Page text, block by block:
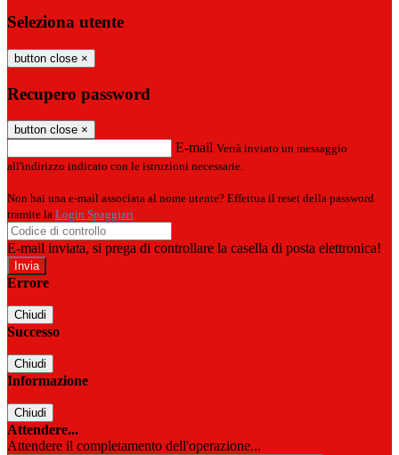
Seleziona utente
button close ×
Recupero password
button close ×
E-mail Verrà inviato un messaggio
all'indirizzo indicato con le istruzioni necessarie.
Non hai una e-mail associata al nome utente? Effettua il reset della password
tramite la Login Spaggiari
E-mail inviata, si prega di controllare la casella di posta elettronica!
Errore
Chiudi
Successo
Chiudi
Informazione
Chiudi
Attendere...
Attendere il completamento dell'operazione...